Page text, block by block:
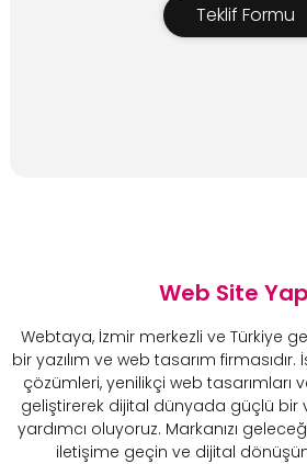
Teklif Formu
Web Site
Webtaya, İzmir merkezli ve Türkiye
bir yazılım ve web tasarım firmasıdır.
çözümleri, yenilikçi web
geliştirerek dijital dünyada güçlü bir
yardımcı oluyoruz. Markanızı
iletişime geçin ve dijital